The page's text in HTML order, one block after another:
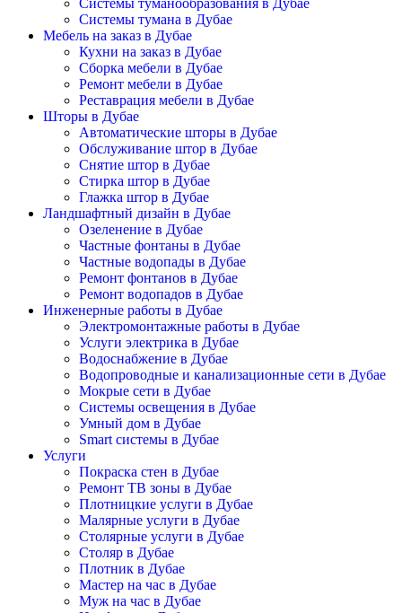
Системы туманообразования в Дубае
Системы тумана в Дубае
Мебель на заказ в Дубае
Кухни на заказ в Дубае
Сборка мебели в Дубае
Ремонт мебели в Дубае
Реставрация мебели в Дубае
Шторы в Дубае
Автоматические шторы в Дубае
Обслуживание штор в Дубае
Снятие штор в Дубае
Стирка штор в Дубае
Глажка штор в Дубае
Ландшафтный дизайн в Дубае
Озеленение в Дубае
Частные фонтаны в Дубае
Частные водопады в Дубае
Ремонт фонтанов в Дубае
Ремонт водопадов в Дубае
Инженерные работы в Дубае
Электромонтажные работы в Дубае
Услуги электрика в Дубае
Водоснабжение в Дубае
Водопроводные и канализационные сети в Дубае
Мокрые сети в Дубае
Системы освещения в Дубае
Умный дом в Дубае
Smart системы в Дубае
Услуги
Покраска стен в Дубае
Ремонт ТВ зоны в Дубае
Плотницкие услуги в Дубае
Малярные услуги в Дубае
Столярные услуги в Дубае
Столяр в Дубае
Плотник в Дубае
Мастер на час в Дубае
Муж на час в Дубае